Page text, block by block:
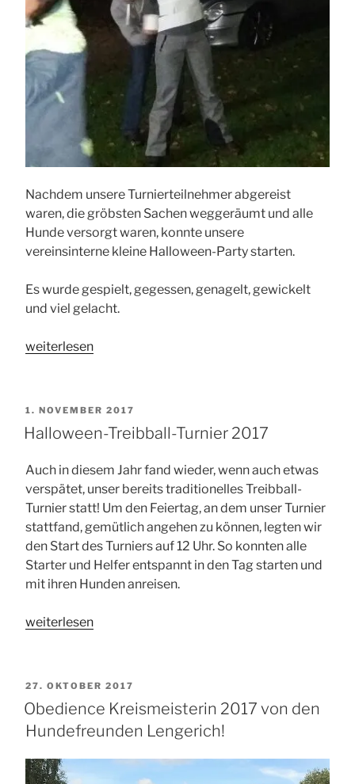
Nachdem unsere Turnierteilnehmer abgereist
waren, die gröbsten Sachen weggeräumt und alle
Hunde versorgt waren, konnte unsere
vereinsinterne kleine Halloween-Party starten.
Es wurde gespielt, gegessen, genagelt, gewickelt
und viel gelacht.
„Halloween-
Lengerich“
weiterlesen
VERÖFFENTLICHT
AM
1. NOVEMBER 2017
Halloween-Treibball-Turnier 2017
Auch in diesem Jahr fand wieder, wenn auch etwas
verspätet, unser bereits traditionelles Treibball-
Turnier statt! Um den Feiertag, an dem unser Turnier
stattfand, gemütlich angehen zu können, legten wir
den Start des Turniers auf 12 Uhr. So konnten alle
Starter und Helfer entspannt in den Tag starten und
mit ihren Hunden anreisen.
„Halloween-
2017“
weiterlesen
VERÖFFENTLICHT
AM
27. OKTOBER 2017
Obedience Kreismeisterin 2017 von den
Hundefreunden Lengerich!